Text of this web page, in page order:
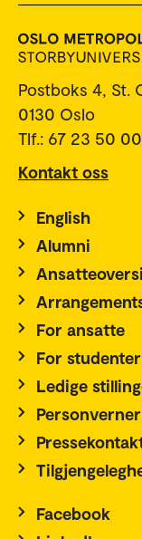
Postboks 4, St.
0130 Oslo
Tlf.: 67 23 50 00
Kontakt oss
English
Alumni
For ansatte
For studenter
Ledige
Facebook